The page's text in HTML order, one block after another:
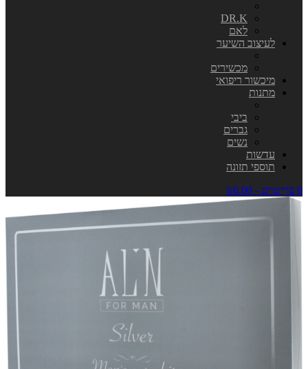
DR.K
לאם
לעיצוב השיער
מכשירים
מיכשור ריפואי
מתנות
ביבי
גברים
נשים
עדשות
תוספי תזונה
0 פריט\ים - ₪0.00